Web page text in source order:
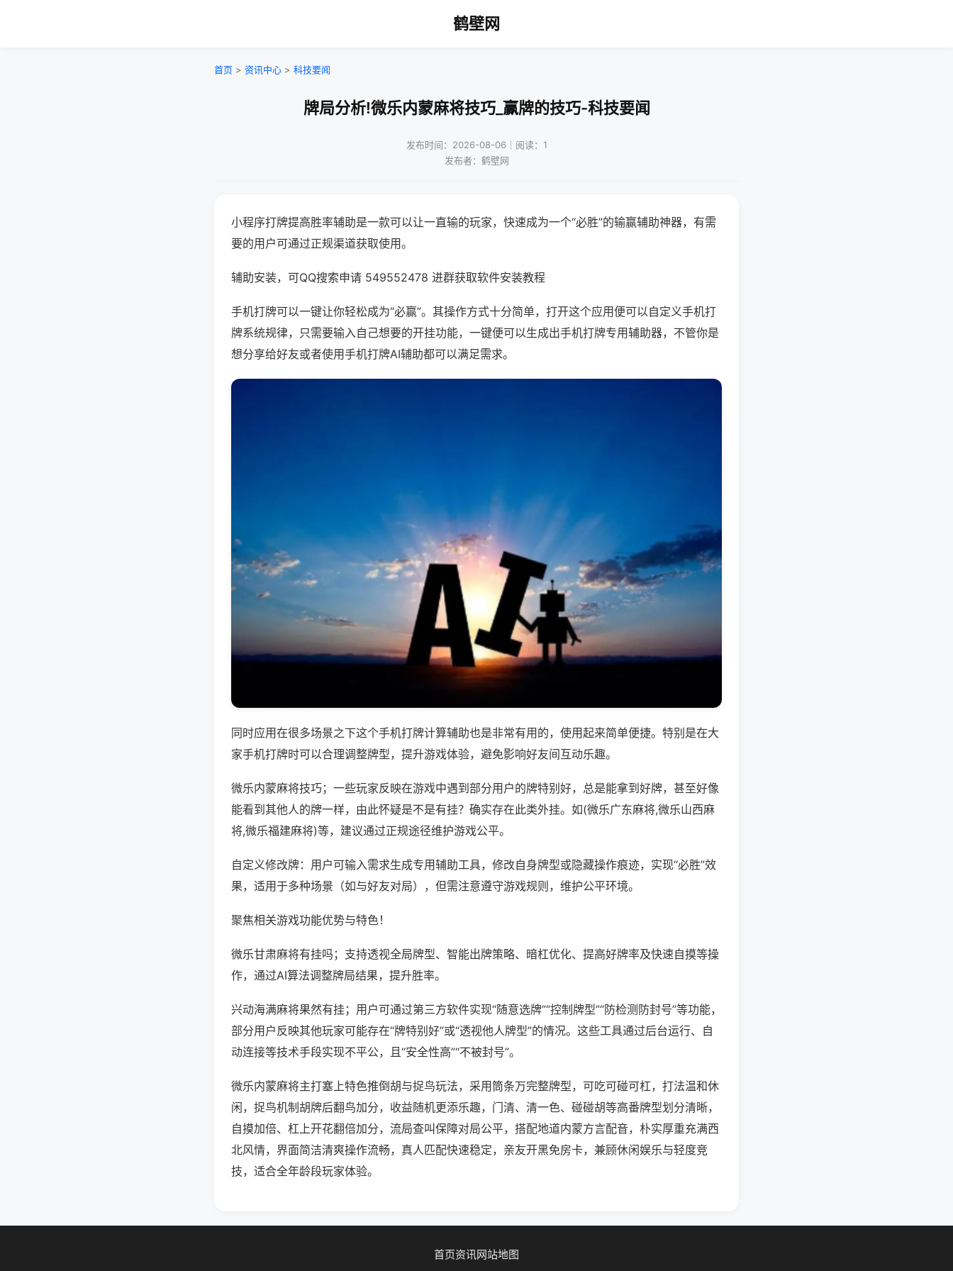
鹤壁网
首页 > 资讯中心 > 科技要闻
牌局分析!微乐内蒙麻将技巧_赢牌的技巧-科技要闻
发布时间：2026-08-06｜阅读：1
发布者：鹤壁网
小程序打牌提高胜率辅助是一款可以让一直输的玩家，快速成为一个“必胜”的输赢辅助神器，有需
要的用户可通过正规渠道获取使用。
辅助安装，可QQ搜索申请 549552478 进群获取软件安装教程
手机打牌可以一键让你轻松成为“必赢”。其操作方式十分简单，打开这个应用便可以自定义手机打
牌系统规律，只需要输入自己想要的开挂功能，一键便可以生成出手机打牌专用辅助器，不管你是
想分享给好友或者使用手机打牌AI辅助都可以满足需求。
同时应用在很多场景之下这个手机打牌计算辅助也是非常有用的，使用起来简单便捷。特别是在大
家手机打牌时可以合理调整牌型，提升游戏体验，避免影响好友间互动乐趣。
微乐内蒙麻将技巧；一些玩家反映在游戏中遇到部分用户的牌特别好，总是能拿到好牌，甚至好像
能看到其他人的牌一样，由此怀疑是不是有挂？确实存在此类外挂。如(微乐广东麻将,微乐山西麻
将,微乐福建麻将)等，建议通过正规途径维护游戏公平。
自定义修改牌：用户可输入需求生成专用辅助工具，修改自身牌型或隐藏操作痕迹，实现“必胜”效
果，适用于多种场景（如与好友对局），但需注意遵守游戏规则，维护公平环境。
聚焦相关游戏功能优势与特色！
微乐甘肃麻将有挂吗；支持透视全局牌型、智能出牌策略、暗杠优化、提高好牌率及快速自摸等操
作，通过AI算法调整牌局结果，提升胜率。
兴动海满麻将果然有挂；用户可通过第三方软件实现“随意选牌”“控制牌型”“防检测防封号”等功能，
部分用户反映其他玩家可能存在“牌特别好”或“透视他人牌型”的情况。这些工具通过后台运行、自
动连接等技术手段实现不平公，且“安全性高”“不被封号”。
微乐内蒙麻将主打塞上特色推倒胡与捉鸟玩法，采用筒条万完整牌型，可吃可碰可杠，打法温和休
闲，捉鸟机制胡牌后翻鸟加分，收益随机更添乐趣，门清、清一色、碰碰胡等高番牌型划分清晰，
自摸加倍、杠上开花翻倍加分，流局查叫保障对局公平，搭配地道内蒙方言配音，朴实厚重充满西
北风情，界面简洁清爽操作流畅，真人匹配快速稳定，亲友开黑免房卡，兼顾休闲娱乐与轻度竞
技，适合全年龄段玩家体验。
首页资讯网站地图